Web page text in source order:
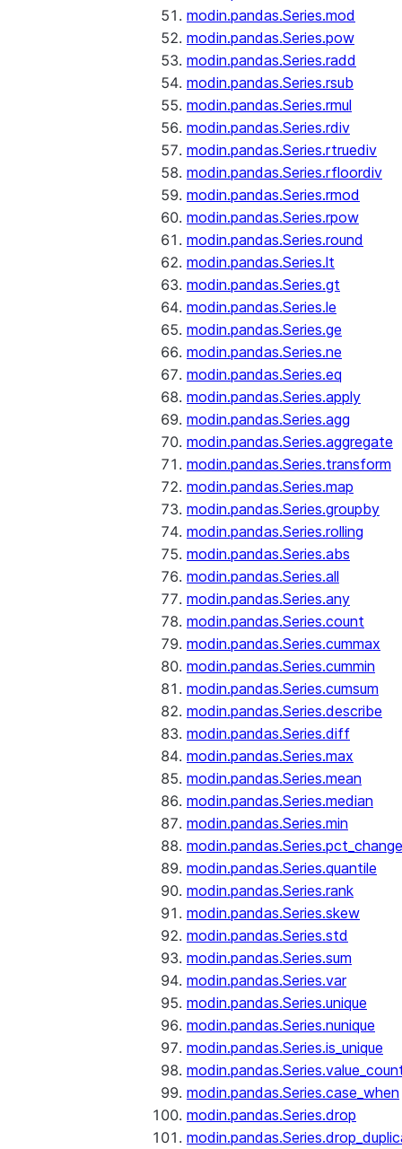
modin.pandas.Series.mod
modin.pandas.Series.pow
modin.pandas.Series.radd
modin.pandas.Series.rsub
modin.pandas.Series.rmul
modin.pandas.Series.rdiv
modin.pandas.Series.rtruediv
modin.pandas.Series.rfloordiv
modin.pandas.Series.rmod
modin.pandas.Series.rpow
modin.pandas.Series.round
modin.pandas.Series.lt
modin.pandas.Series.gt
modin.pandas.Series.le
modin.pandas.Series.ge
modin.pandas.Series.ne
modin.pandas.Series.eq
modin.pandas.Series.apply
modin.pandas.Series.agg
modin.pandas.Series.aggregate
modin.pandas.Series.transform
modin.pandas.Series.map
modin.pandas.Series.groupby
modin.pandas.Series.rolling
modin.pandas.Series.abs
modin.pandas.Series.all
modin.pandas.Series.any
modin.pandas.Series.count
modin.pandas.Series.cummax
modin.pandas.Series.cummin
modin.pandas.Series.cumsum
modin.pandas.Series.describe
modin.pandas.Series.diff
modin.pandas.Series.max
modin.pandas.Series.mean
modin.pandas.Series.median
modin.pandas.Series.min
modin.pandas.Series.pct_change
modin.pandas.Series.quantile
modin.pandas.Series.rank
modin.pandas.Series.skew
modin.pandas.Series.std
modin.pandas.Series.sum
modin.pandas.Series.var
modin.pandas.Series.unique
modin.pandas.Series.nunique
modin.pandas.Series.is_unique
modin.pandas.Series.case_when
modin.pandas.Series.drop